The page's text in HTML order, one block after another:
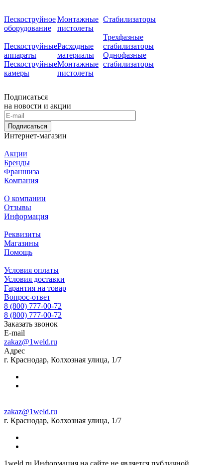
Пескоструйное
оборудование
Пескоструйные
аппараты
Пескоструйные
камеры
Монтажные
пистолеты
Расходные
материалы
Монтажные
пистолеты
Стабилизаторы
Трехфазные
стабилизаторы
Однофазные
стабилизаторы
Подписаться
на новости и акции
Подписаться
Интернет-магазин
Акции
Бренды
Франшиза
Компания
О компании
Отзывы
Информация
Реквизиты
Магазины
Помощь
Условия оплаты
Условия доставки
Гарантия на товар
Вопрос-ответ
8 (800) 777-00-72
8 (800) 777-00-72
Заказать звонок
E-mail
zakaz@1weld.ru
Адрес
г. Краснодар, Колхозная улица, 1/7
zakaz@1weld.ru
г. Краснодар, Колхозная улица, 1/7
1weld.ru Информация на сайте не является публичной